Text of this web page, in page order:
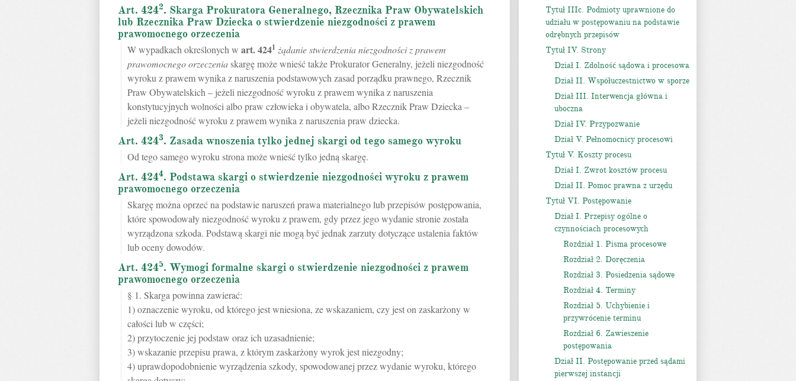
Art. 4242. Skarga Prokuratora Generalnego, Rzecznika Praw Obywatelskich
lub Rzecznika Praw Dziecka o stwierdzenie niezgodności z prawem
prawomocnego orzeczenia
W wypadkach określonych w art.4241 żądanie stwierdzenia niezgodności z prawem
prawomocnego orzeczeniaskargę może wnieść także Prokurator Generalny, jeżeli niezgodność
wyroku z prawem wynika z naruszenia podstawowych zasad porządku prawnego, Rzecznik
Praw Obywatelskich – jeżeli niezgodność wyroku z prawem wynika z naruszenia
konstytucyjnych wolności albo praw człowieka i obywatela, albo Rzecznik Praw Dziecka –
jeżeli niezgodność wyroku z prawem wynika z naruszenia praw dziecka.
Art. 4243. Zasada wnoszenia tylko jednej skargi od tego samego wyroku
Od tego samego wyroku strona może wnieść tylko jedną skargę.
Art. 4244. Podstawa skargi o stwierdzenie niezgodności wyroku z prawem
prawomocnego orzeczenia
Skargę można oprzeć na podstawie naruszeń prawa materialnego lub przepisów postępowania,
które spowodowały niezgodność wyroku z prawem, gdy przez jego wydanie stronie została
wyrządzona szkoda. Podstawą skargi nie mogą być jednak zarzuty dotyczące ustalenia faktów
lub oceny dowodów.
Art. 4245. Wymogi formalne skargi o stwierdzenie niezgodności z prawem
prawomocnego orzeczenia
§ 1. Skarga powinna zawierać:
1) oznaczenie wyroku, od którego jest wniesiona, ze wskazaniem, czy jest on zaskarżony w
całości lub w części;
2) przytoczenie jej podstaw oraz ich uzasadnienie;
3) wskazanie przepisu prawa, z którym zaskarżony wyrok jest niezgodny;
4) uprawdopodobnienie wyrządzenia szkody, spowodowanej przez wydanie wyroku, którego
Tytuł IIIc. Podmioty uprawnione do
udziału w postępowaniu na podstawie
odrębnych przepisów
Tytuł IV. Strony
Dział I. Zdolność sądowa i procesowa
Dział II. Współuczestnictwo w sporze
Dział III. Interwencja główna i
uboczna
Dział IV. Przypozwanie
Dział V. Pełnomocnicy procesowi
Tytuł V. Koszty procesu
Dział I. Zwrot kosztów procesu
Dział II. Pomoc prawna z urzędu
Tytuł VI. Postępowanie
Dział I. Przepisy ogólne o
czynnościach procesowych
Rozdział 1. Pisma procesowe
Rozdział 2. Doręczenia
Rozdział 3. Posiedzenia sądowe
Rozdział 4. Terminy
Rozdział 5. Uchybienie i
przywrócenie terminu
Rozdział 6. Zawieszenie
postępowania
Dział II. Postępowanie przed sądami
pierwszej instancji